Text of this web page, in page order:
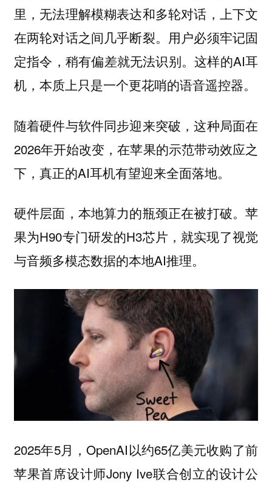
里，无法理解模糊表达和多轮对话，上下文
在两轮对话之间几乎断裂。用户必须牢记固
定指令，稍有偏差就无法识别。这样的AI耳
机，本质上只是一个更花哨的语音遥控器。
随着硬件与软件同步迎来突破，这种局面在
2026年开始改变，在苹果的示范带动效应之
下，真正的AI耳机有望迎来全面落地。
硬件层面，本地算力的瓶颈正在被打破。苹
果为H90专门研发的H3芯片，就实现了视觉
与音频多模态数据的本地AI推理。
2025年5月，OpenAI以约65亿美元收购了前
苹果首席设计师Jony Ive联合创立的设计公